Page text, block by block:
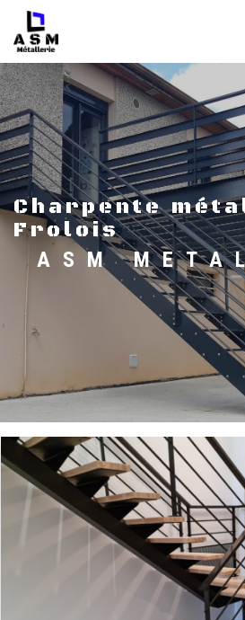
charpente métallique
Frolois
ASM
Panneau de gestion des cookies